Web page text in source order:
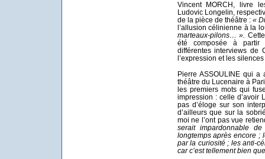
Vincent MORCH, livre
Ludovic Longelin,
de la pièce de théâtre : «
l’allusion célinienne à la
marteaux-pilons… ».
été composée à partir
différentes interviews de
l’expression et les
Pierre ASSOULINE qui a
théâtre du Lucenaire à
les premiers mots qui
impression : celle d’avoir
pas d’éloge sur son
d’ailleurs que sur la
moi ne l’ont pas vue
serait impardonnable
longtemps après encore ;
par la curiosité ; les anti-
car c’est tellement bien